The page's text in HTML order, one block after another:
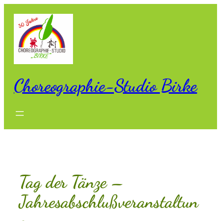
Inhalt
springen
Choreographie-Studio Birke
Tag der Tänze –
Jahresabschlußveranstaltun